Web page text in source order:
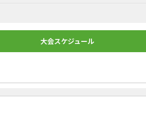
大会スケジュール